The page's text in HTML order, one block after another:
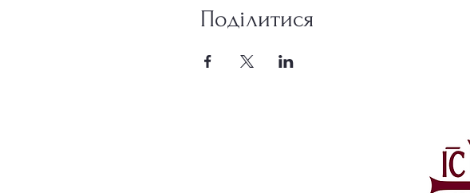
Поділитися